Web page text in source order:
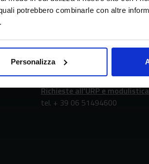
potrebbero combinarle con altre
Personalizza
URP - Ufficio
con il Pubblico
Richieste all'URP e modulistica
tel. + 39 06 51494600